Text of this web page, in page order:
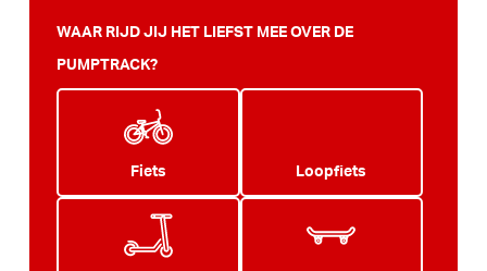
WAAR RIJD JIJ HET LIEFST MEE OVER DE
PUMPTRACK?
Fiets Loopfiets